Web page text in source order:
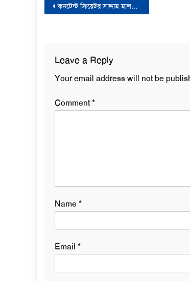
Post
কনটেন্ট ক্রিয়েটর সাদ্দাম মালকে লিগ্যাল নোটিশ
Leave a Reply
Your email address will not be
Comment*
Name*
Email *